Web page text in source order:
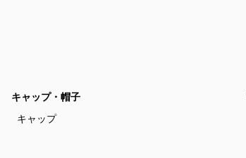
キャップ・帽子
キャップ